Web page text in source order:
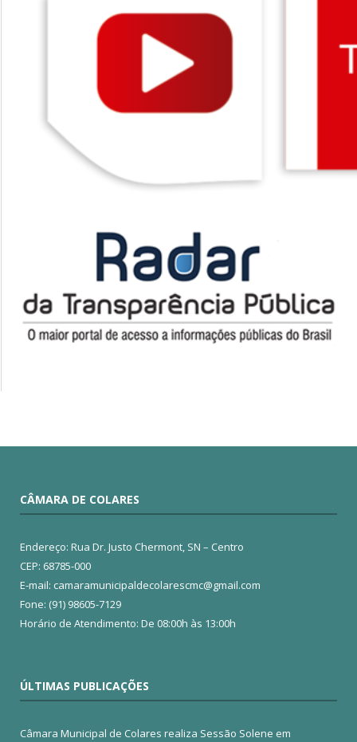
CÂMARA DE COLARES
Endereço: Rua Dr. Justo Chermont, SN – Centro
CEP: 68785-000
E-mail: camaramunicipaldecolarescmc@gmail.com
Fone: (91) 98605-7129
Horário de Atendimento: De 08:00h às 13:00h
ÚLTIMAS PUBLICAÇÕES
Câmara Municipal de Colares realiza Sessão Solene em